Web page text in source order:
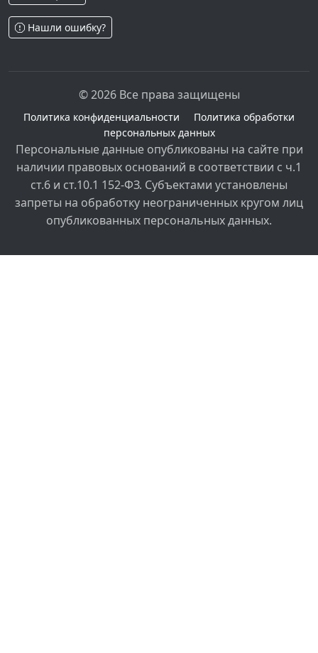
Нашли ошибку?
© 2026 Все права защищены
Политика конфиденциальности
Политика обработки
персональных данных
Персональные данные опубликованы на сайте при
наличии правовых оснований в соответствии с ч.1
ст.6 и ст.10.1 152-ФЗ. Субъектами установлены
запреты на обработку неограниченных кругом лиц
опубликованных персональных данных.